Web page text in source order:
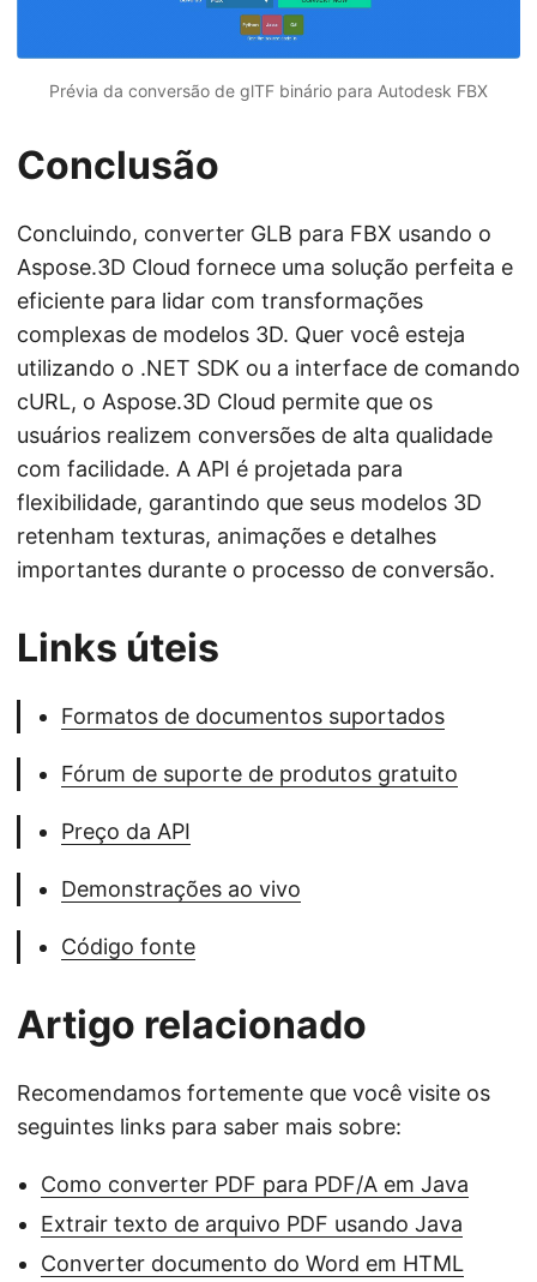
Prévia da conversão de glTF binário para Autodesk FBX
Conclusão
Concluindo, converter GLB para FBX usando o
Aspose.3D Cloud fornece uma solução perfeita e
eficiente para lidar com transformações
complexas de modelos 3D. Quer você esteja
utilizando o .NET SDK ou a interface de comando
cURL, o Aspose.3D Cloud permite que os
usuários realizem conversões de alta qualidade
com facilidade. A API é projetada para
flexibilidade, garantindo que seus modelos 3D
retenham texturas, animações e detalhes
importantes durante o processo de conversão.
Links úteis
Formatos de documentos suportados
Fórum de suporte de produtos gratuito
Preço da API
Demonstrações ao vivo
Código fonte
Artigo relacionado
Recomendamos fortemente que você visite os
seguintes links para saber mais sobre:
Como converter PDF para PDF/A em Java
Extrair texto de arquivo PDF usando Java
Converter documento do Word em HTML